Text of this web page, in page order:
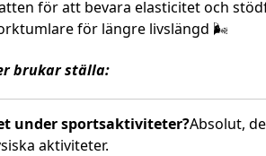
för att bevara elasticitet och
för längre livslängd 🌬️
brukar ställa:
under sportsaktiviteter?Absolut,
aktiviteter.